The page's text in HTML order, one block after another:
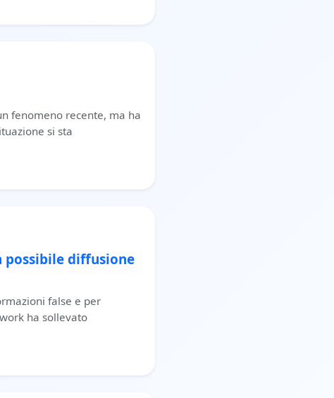
fenomeno recente, ma ha
si sta
possibile diffusione
false e per
ha sollevato